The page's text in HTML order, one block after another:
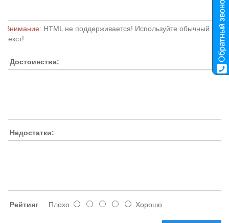
Внимание: HTML не поддерживается! Используйте обычный
текст!
Достоинства:
Недостатки:
Рейтинг Плохо Хорошо